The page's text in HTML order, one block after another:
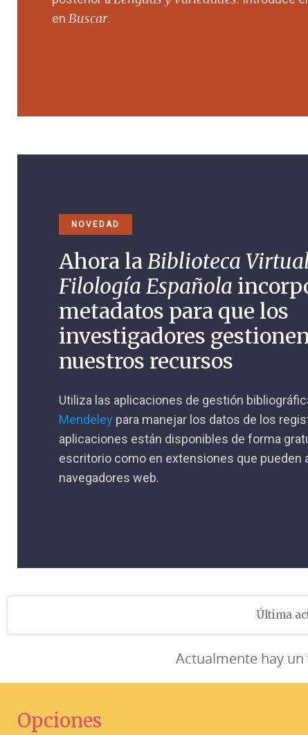
en Buscar.
NOVEDAD
Ahora laBiblioteca
Filología Española
metadatos para que los
investigadores
nuestros recursos
Utiliza las aplicaciones de gestión
Mendeley para manejar los datos de los
aplicaciones están disponibles de forma
escritorio como en extensiones que pueden
navegadores web.
Última
Actualmente hay
Opciones